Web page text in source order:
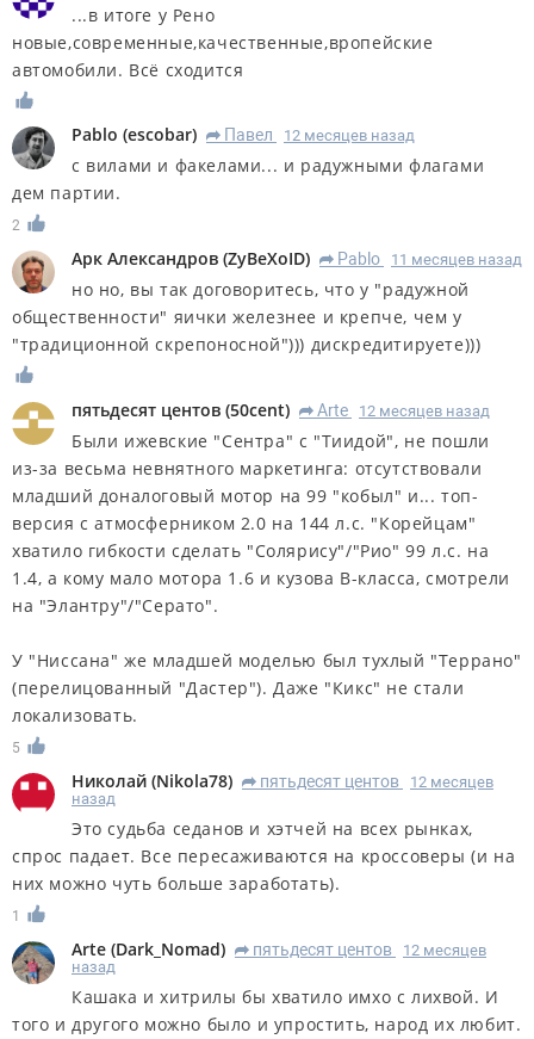
...в итоге у Рено
новые,современные,качественные,вропейские
автомобили. Всё сходится
Pablo (escobar) R Павел 12 месяцев назад
с вилами и факелами... и радужными флагами
дем партии.
2
Арк Александров (ZyBeXoID) R Pablo 11 месяцев назад
но но, вы так договоритесь, что у "радужной
общественности" яички железнее и крепче, чем у
"традиционной скрепоносной"))) дискредитируете)))
пятьдесят центов (50cent) R Arte 12 месяцев назад
Были ижевские "Сентра" с "Тиидой", не пошли
из-за весьма невнятного маркетинга: отсутствовали
младший доналоговый мотор на 99 "кобыл" и... топ-
версия с атмосферником 2.0 на 144 л.с. "Корейцам"
хватило гибкости сделать "Солярису"/"Рио" 99 л.с. на
1.4, а кому мало мотора 1.6 и кузова B-класса, смотрели
на "Элантру"/"Серато".
У "Ниссана" же младшей моделью был тухлый "Террано"
(перелицованный "Дастер"). Даже "Кикс" не стали
локализовать.
5
Николай (Nikola78) R пятьдесят центов
12 месяцев
назад
Это судьба седанов и хэтчей на всех рынках,
спрос падает. Все пересаживаются на кроссоверы (и на
них можно чуть больше заработать).
1
Arte (Dark_Nomad) R пятьдесят центов
12 месяцев
назад
Кашака и хитрилы бы хватило имхо с лихвой. И
того и другого можно было и упростить, народ их любит.